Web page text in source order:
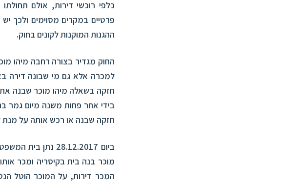
כלפי רוכשי דירות, אולם
פרטיים במקרים מסוימים ולכך
ההגנות המוקנות לקונים בחוק.
החוק מגדיר בצורה רחבה מיהו
חזקה בשאלה מיהו מוכר שבנה
בידי אחר פחות משנה מיום גמר
חזקה שבנה או רכש אותה על מנת
ביום 28.12.2017 נתן בית המשפט העליון פסק דין
מוכר בנה בית בקיסריה ומכר
המכר דירות, על המוכר הוטל